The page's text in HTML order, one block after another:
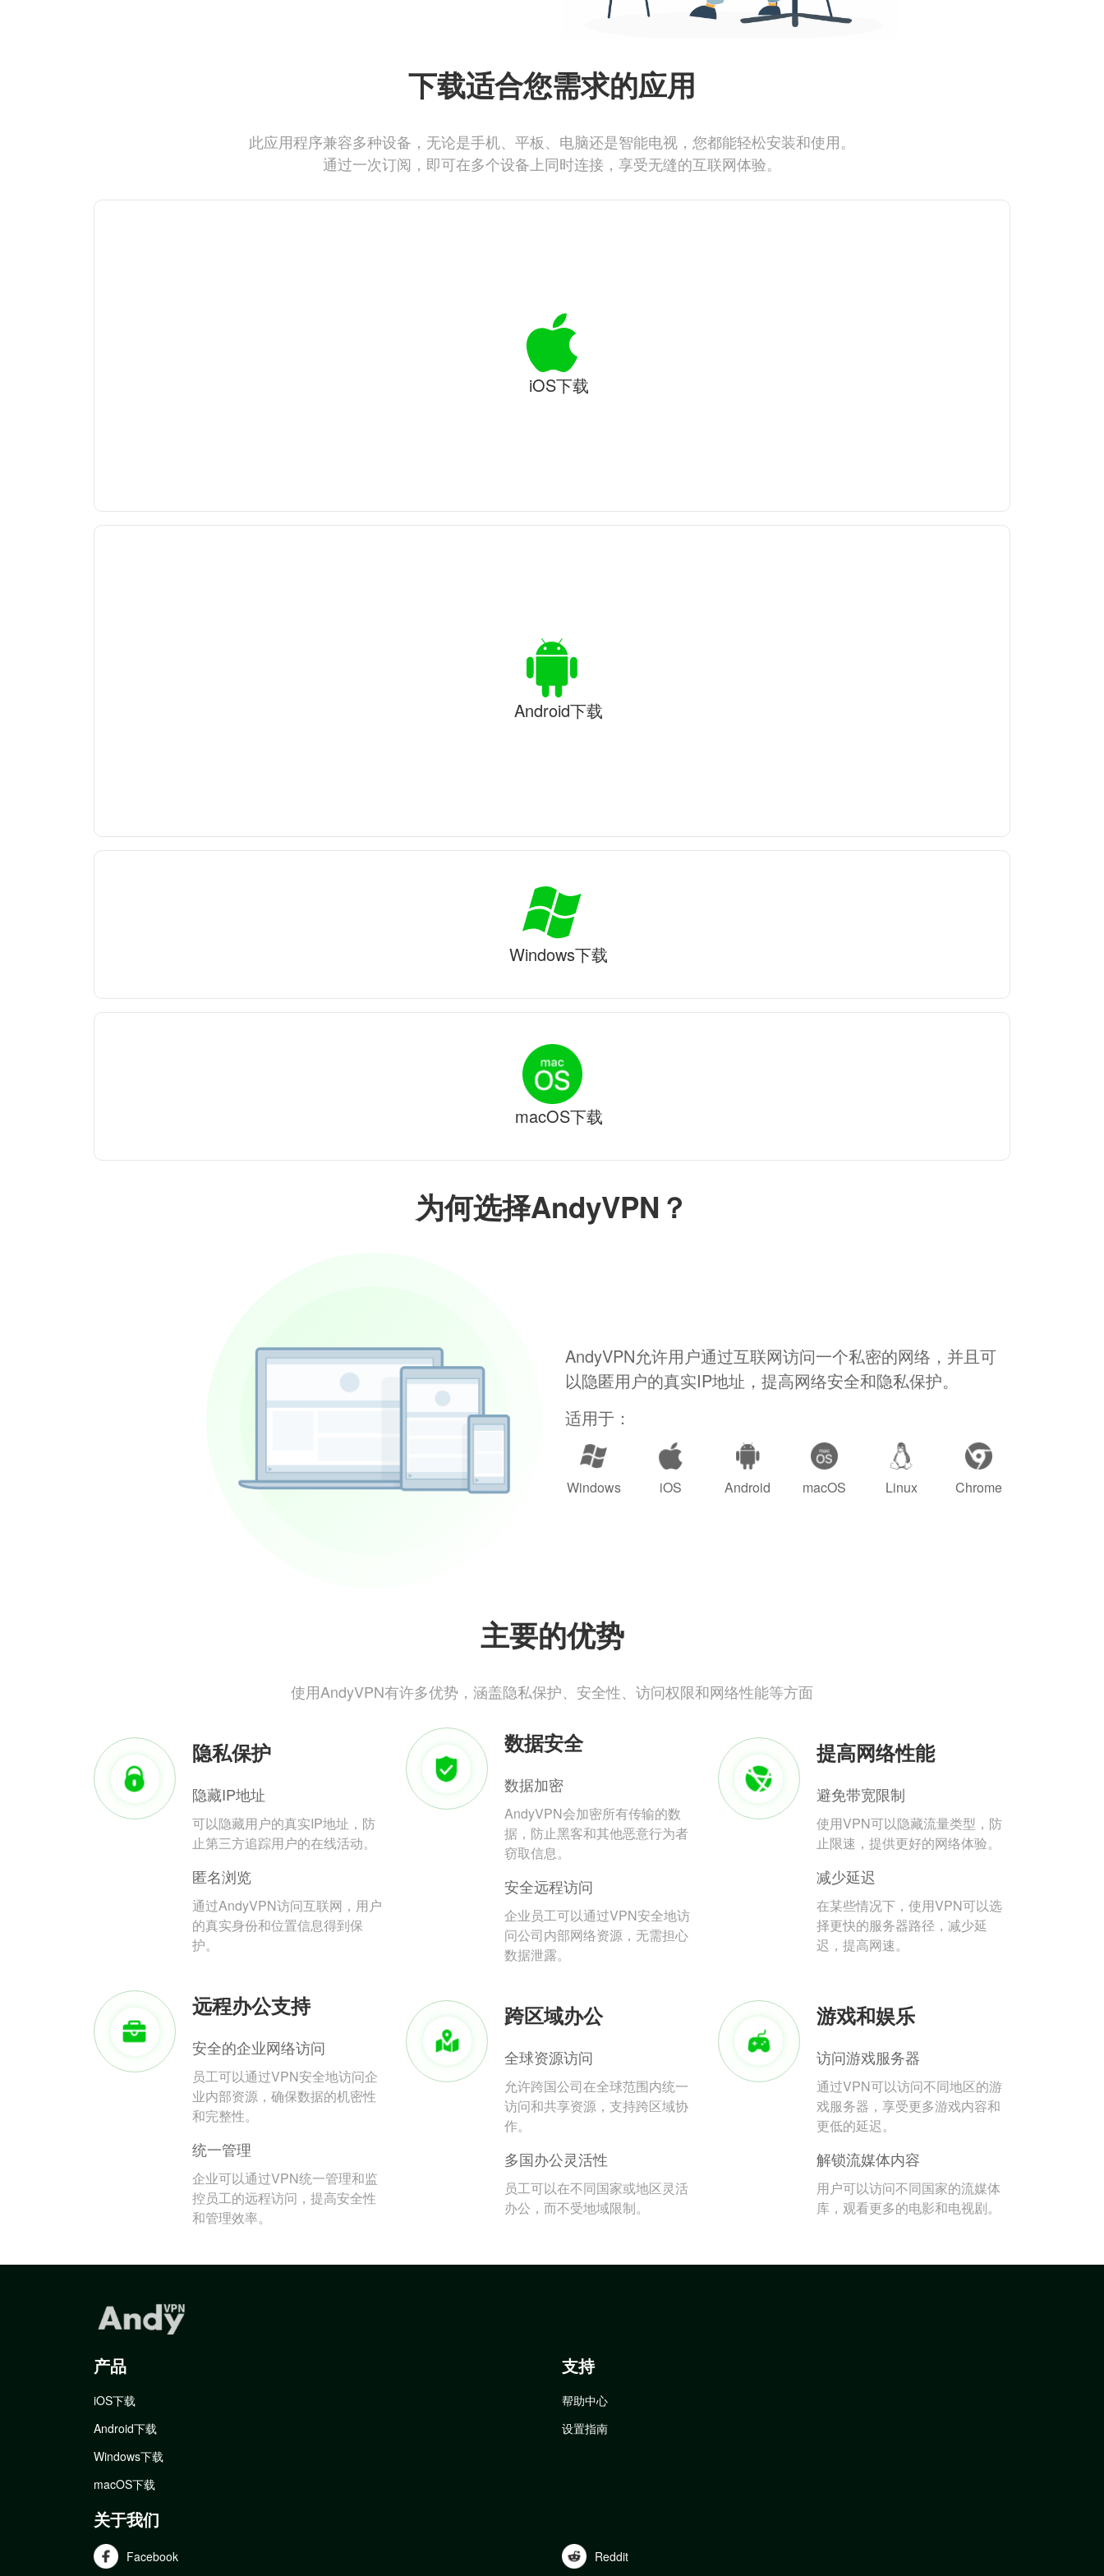
为何选择AndyVPN？
AndyVPN允许用户通过互联网访问一个私密的网络，并且可
以隐匿用户的真实IP地址，提高网络安全和隐私保护。
适用于：
Windows iOS Android macOS Linux Chrome
主要的优势
使用AndyVPN有许多优势，涵盖隐私保护、安全性、访问权限和网络性能等方面
隐私保护
隐藏IP地址
可以隐藏用户的真实IP地址，防
止第三方追踪用户的在线活动。
匿名浏览
通过AndyVPN访问互联网，用户
的真实身份和位置信息得到保
护。
数据安全
数据加密
AndyVPN会加密所有传输的数
据，防止黑客和其他恶意行为者
窃取信息。
安全远程访问
企业员工可以通过VPN安全地访
问公司内部网络资源，无需担心
数据泄露。
提高网络性能
避免带宽限制
使用VPN可以隐藏流量类型，防
止限速，提供更好的网络体验。
减少延迟
在某些情况下，使用VPN可以选
择更快的服务器路径，减少延
迟，提高网速。
远程办公支持
安全的企业网络访问
员工可以通过VPN安全地访问企
业内部资源，确保数据的机密性
和完整性。
统一管理
企业可以通过VPN统一管理和监
控员工的远程访问，提高安全性
和管理效率。
跨区域办公
全球资源访问
允许跨国公司在全球范围内统一
访问和共享资源，支持跨区域协
作。
多国办公灵活性
员工可以在不同国家或地区灵活
办公，而不受地域限制。
游戏和娱乐
访问游戏服务器
通过VPN可以访问不同地区的游
戏服务器，享受更多游戏内容和
更低的延迟。
解锁流媒体内容
用户可以访问不同国家的流媒体
库，观看更多的电影和电视剧。
下载适合您需求的应用
此应用程序兼容多种设备，无论是手机、平板、电脑还是智能电视，您都能轻松安装和使用。
通过一次订阅，即可在多个设备上同时连接，享受无缝的互联网体验。
iOS下载
Android下载
Windows下载
macOS下载
产品
iOS下载
Android下载
Windows下载
macOS下载
支持
帮助中心
设置指南
关于我们
Facebook Reddit